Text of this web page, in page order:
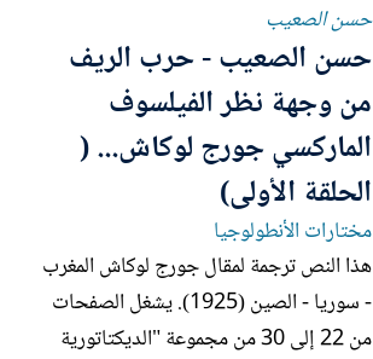
(الجاهلية) للدلالة على الحالة الدينية
والاجتماعية في الحقبة التاريخية التي سبقت
الإسلام، وله دلالة واضحة في...
حسن الصعيب
حسن الصعيب - حرب الريف
من وجهة نظر الفيلسوف
الماركسي جورج لوكاش... (
الحلقة الأولى)
مختارات الأنطولوجيا
هذا النص ترجمة لمقال جورج لوكاش المغرب
- سوريا - الصين (1925). يشغل الصفحات
من 22 إلى 30 من مجموعة "الديكتاتورية